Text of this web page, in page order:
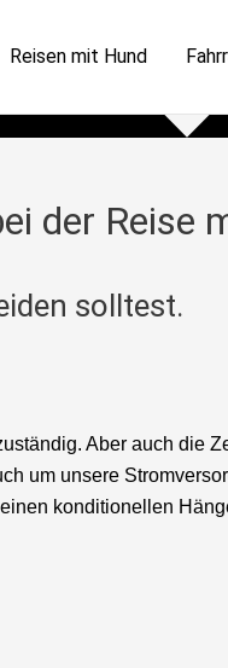
Reisen mit Hund
der
solltest.
Aber auch die
um unsere
konditionellen